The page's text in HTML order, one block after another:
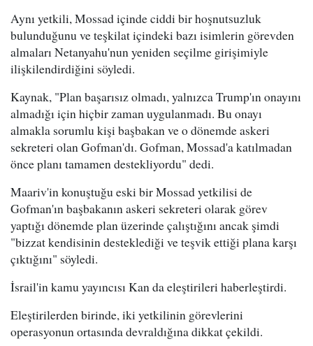
Aynı yetkili, Mossad içinde ciddi bir hoşnutsuzluk
bulunduğunu ve teşkilat içindeki bazı isimlerin görevden
almaları Netanyahu'nun yeniden seçilme girişimiyle
ilişkilendirdiğini söyledi.
Kaynak, "Plan başarısız olmadı, yalnızca Trump'ın onayını
almadığı için hiçbir zaman uygulanmadı. Bu onayı
almakla sorumlu kişi başbakan ve o dönemde askeri
sekreteri olan Gofman'dı. Gofman, Mossad'a katılmadan
önce planı tamamen destekliyordu" dedi.
Maariv'in konuştuğu eski bir Mossad yetkilisi de
Gofman'ın başbakanın askeri sekreteri olarak görev
yaptığı dönemde plan üzerinde çalıştığını ancak şimdi
"bizzat kendisinin desteklediği ve teşvik ettiği plana karşı
çıktığını" söyledi.
İsrail'in kamu yayıncısı Kan da eleştirileri haberleştirdi.
Eleştirilerden birinde, iki yetkilinin görevlerini
operasyonun ortasında devraldığına dikkat çekildi.